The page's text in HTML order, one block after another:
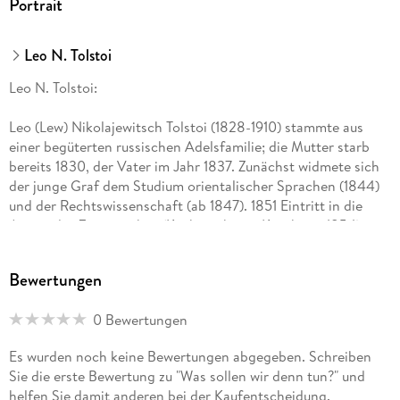
Leo N. Tolstoi
Leo N. Tolstoi:
Leo (Lew) Nikolajewitsch Tolstoi (1828-1910) stammte aus
einer begüterten russischen Adelsfamilie; die Mutter starb
bereits 1830, der Vater im Jahr 1837. Zunächst widmete sich
der junge Graf dem Studium orientalischer Sprachen (1844)
und der Rechtswissenschaft (ab 1847). 1851 Eintritt in die
Armee des Zarenreiches (Kaukasuskrieg, Krimkrieg 1854).
(Hauptwohnsitz: Landgut Jasnaja Poljana bei Tula).
Romane "Krieg und Frieden" (1862-1869) und "Anna Karenina"
die seit Jugendtagen virulente religiöse Sinnsuche zum
"Hauptmotiv" des Lebens. Theologische bzw.
Bewertungen
0 Bewertungen
Es wurden noch keine Bewertungen abgegeben. Schreiben
Sie die erste Bewertung zu "Was sollen wir denn tun?" und
helfen Sie damit anderen bei der Kaufentscheidung.